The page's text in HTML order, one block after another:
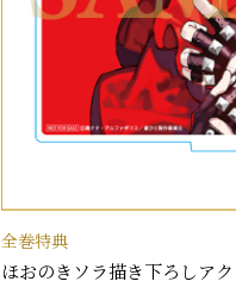
全巻特典
ほおのきソラ描き下ろしア